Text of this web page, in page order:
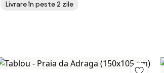
Livrare în peste 2 zile